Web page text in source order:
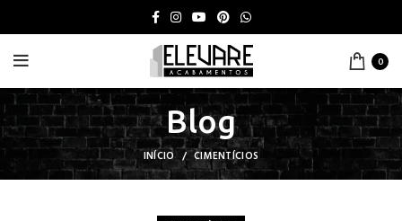
0
Blog
INÍCIO CIMENTÍCIOS